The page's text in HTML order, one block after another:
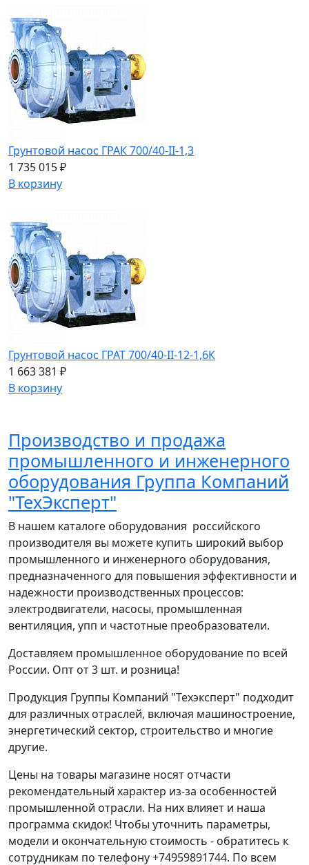
Грунтовой насос ГРАК 700/40-II-1,3
1 735 015 ₽
В корзину
Грунтовой насос ГРАТ 700/40-II-12-1,6К
1 663 381 ₽
В корзину
Производство и продажа
промышленного и инженерного
оборудования Группа Компаний
"ТехЭксперт"
В нашем каталоге оборудования российского
производителя вы можете купить широкий выбор
промышленного и инженерного оборудования,
предназначенного для повышения эффективности и
надежности производственных процессов:
электродвигатели, насосы, промышленная
вентиляция, упп и частотные преобразователи.
Доставляем промышленное оборудование по всей
России. Опт от 3 шт. и розница!
Продукция Группы Компаний "Техэксперт" подходит
для различных отраслей, включая машиностроение,
энергетический сектор, строительство и многие
другие.
Цены на товары магазине носят отчасти
рекомендательный характер из-за особенностей
промышленной отрасли. На них влияет и наша
программа скидок! Чтобы уточнить параметры,
модели и окончательную стоимость - обратитесь к
сотрудникам по телефону +74959891744. По всем